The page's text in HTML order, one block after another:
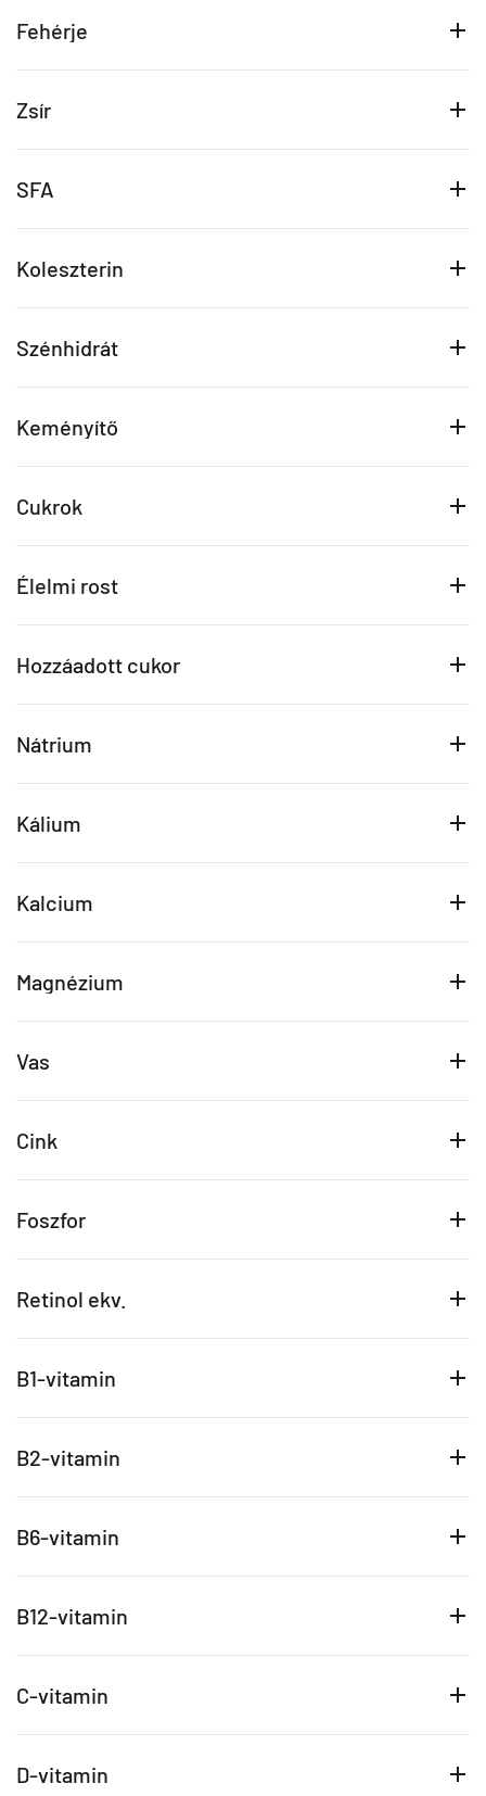
Fehérje
Zsír
SFA
Koleszterin
Szénhidrát
Keményítő
Cukrok
Élelmi rost
Hozzáadott cukor
Nátrium
Kálium
Kalcium
Magnézium
Vas
Cink
Foszfor
Retinol ekv.
B1-vitamin
B2-vitamin
B6-vitamin
B12-vitamin
C-vitamin
D-vitamin